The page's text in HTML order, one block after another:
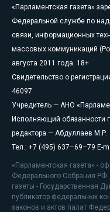
«Парламентская газета»
Федеральной службе по
связи, информационных
массовых коммуникаций
августа 2011 года. 18+
Свидетельство о
46097
Учредитель — АНО
Исполняющий обязанности
редактора — Абдуллаев М.Р.
Тел.: +7 (495) 637–69–79 E-
«Парламентская газета» -
Федерального Собрания
газеты - Государственная
публикатор федеральных
законов и актов палат